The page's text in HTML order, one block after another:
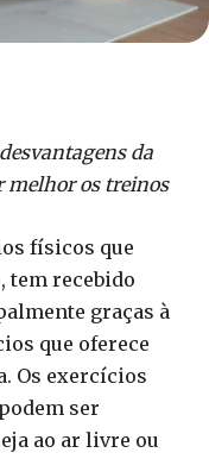
da
melhor os treinos
físicos que
tem recebido
graças à
que oferece
Os exercícios
ser
ao ar livre ou